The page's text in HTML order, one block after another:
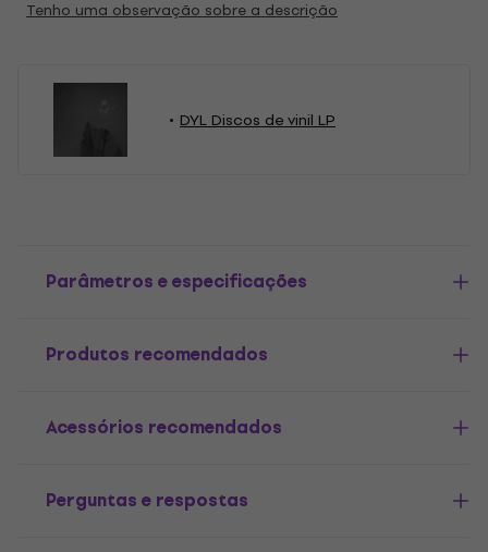
Tenho uma observação sobre a descrição
DYL Discos de vinil LP
Parâmetros e especificações
Produtos recomendados
Acessórios recomendados
Perguntas e respostas